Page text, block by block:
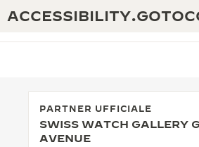
THE GOLDEN RATIO MUSICAL
ECCELLENZA: OLTRE 190 ANNI
PARTNER UFFICIALE
SWISS WATCH GALLERY
AVENUE